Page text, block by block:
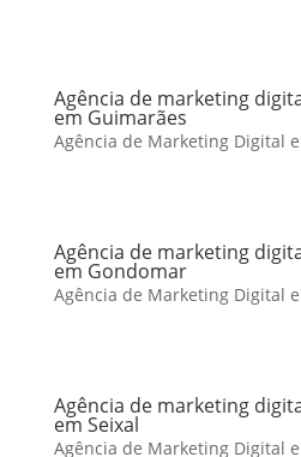
Agência de marketing
em Guimarães
Agência de Marketing Digital
Agência de marketing
em Gondomar
Agência de Marketing Digital
Agência de marketing
em Seixal
Agência de Marketing Digital